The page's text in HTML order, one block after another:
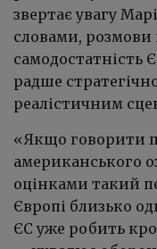
звертає увагу
словами,
самодостатність
радше
реалістичним
«Якщо говорити
американського
оцінками такий
Європі близько
ЄС уже робить